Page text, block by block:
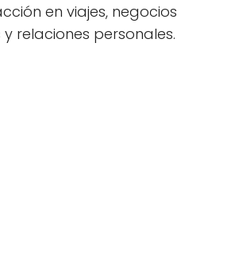
en viajes, negocios
relaciones personales.